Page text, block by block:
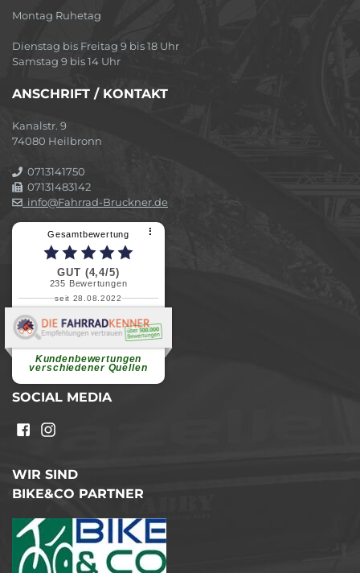
Montag Ruhetag
Dienstag bis Freitag 9 bis 18 Uhr
Samstag 9 bis 14 Uhr
ANSCHRIFT / KONTAKT
Kanalstr. 9
74080 Heilbronn
0713141750
07131483142
info@Fahrrad-Bruckner.de
Gesamtbewertung ⠇
GUT (4,4/5)
235 Bewertungen
seit 28.08.2022
Kundenbewertungen
verschiedener Quellen
Elvira B.
Superschnelle und freundliche
weiterlesen
SOCIAL MEDIA
WIR SIND
BIKE&CO PARTNER